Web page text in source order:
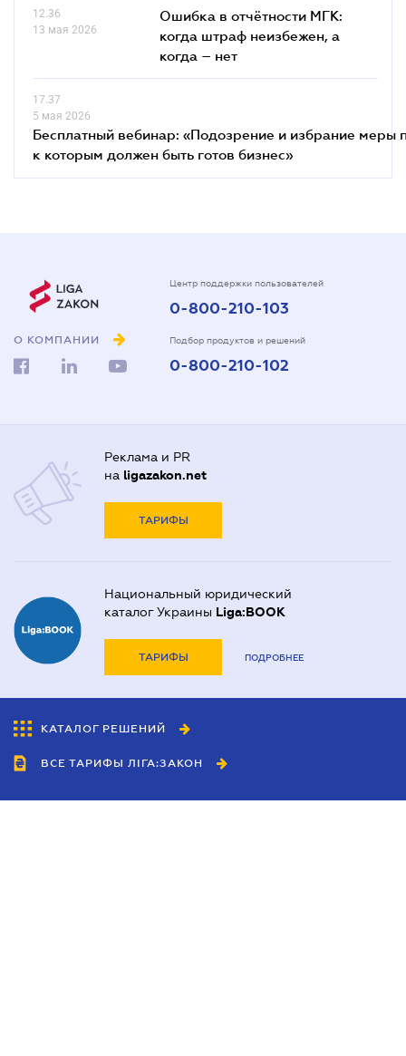
12.36
13 мая 2026
Ошибка в отчётности МГК:
когда штраф неизбежен, а
когда – нет
17.37
5 мая 2026
Бесплатный вебинар: «Подозрение и избрание меры
к которым должен быть готов бизнес»
О КОМПАНИИ
Центр поддержки пользователей
0-800-210-103
Подбор продуктов и решений
0-800-210-102
Реклама и PR
на ligazakon.net
ТАРИФЫ
Национальный юридический
каталог Украины Liga:BOOK
ТАРИФЫ ПОДРОБНЕЕ
КАТАЛОГ РЕШЕНИЙ
ВСЕ ТАРИФЫ ЛІГА:ЗАКОН